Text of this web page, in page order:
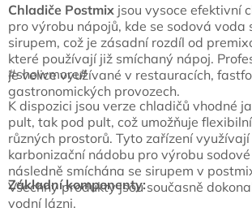
Chladiče Postmix jsou vysoce efektivní
pro výrobu nápojů, kde se sodová voda
sirupem, což je zásadní rozdíl od
které používají již smíchaný nápoj.
je velice využívané v restauracích,
gastronomických provozech.
#showmore#
K dispozici jsou verze chladičů vhodné
pult, tak pod pult, což umožňuje
různých prostorů. Tyto zařízení
karbonizační nádobu pro výrobu
následně smíchána se sirupem v
Všechny produkty jsou současně
vodní lázni.
Základníkomponenty: